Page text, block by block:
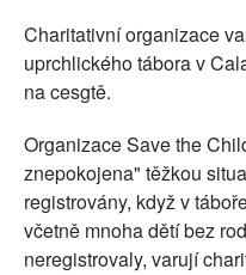
Charitativní organizace
uprchlického tábora v
na cesgtě.
Organizace Save the
znepokojena" těžkou
registrovány, když v
včetně mnoha dětí bez
neregistrovaly, varují